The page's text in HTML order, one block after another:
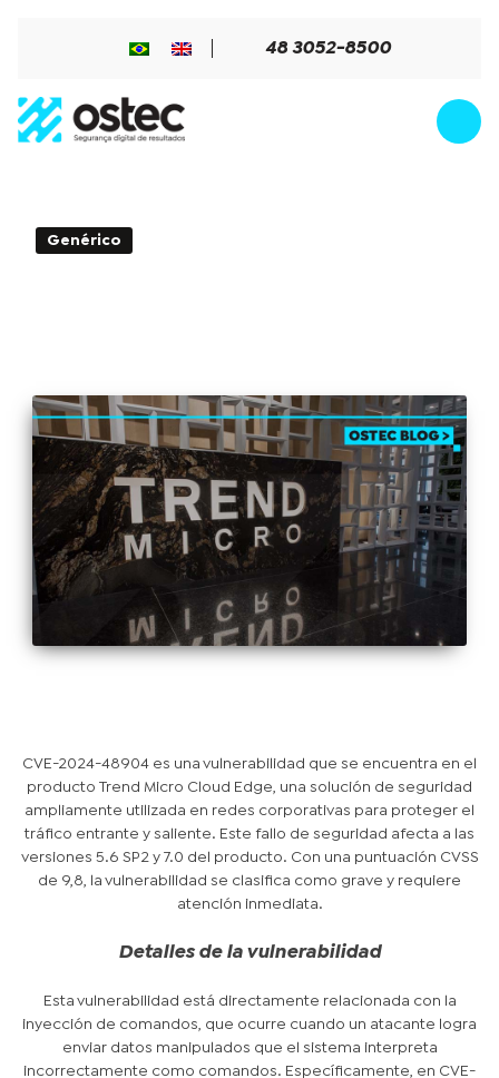
48 3052-8500
Genérico
CVE-2024-48904 es una vulnerabilidad que se encuentra en el
producto Trend Micro Cloud Edge, una solución de seguridad
ampliamente utilizada en redes corporativas para proteger el
tráfico entrante y saliente. Este fallo de seguridad afecta a las
versiones 5.6 SP2 y 7.0 del producto. Con una puntuación CVSS
de 9,8, la vulnerabilidad se clasifica como grave y requiere
atención inmediata.
Detalles de la vulnerabilidad
Esta vulnerabilidad está directamente relacionada con la
inyección de comandos, que ocurre cuando un atacante logra
enviar datos manipulados que el sistema interpreta
incorrectamente como comandos. Específicamente, en CVE-